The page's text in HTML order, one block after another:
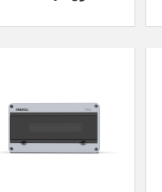
توزيع مقاوم للماء